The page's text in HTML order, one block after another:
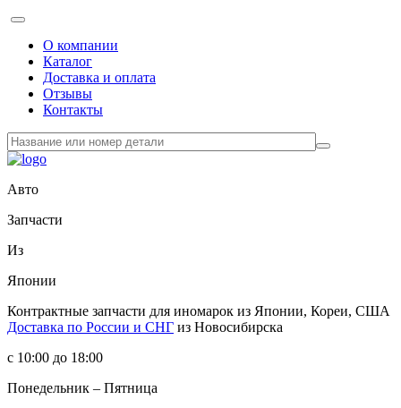
О компании
Каталог
Доставка и оплата
Отзывы
Контакты
Авто
Запчасти
Из
Японии
Контрактные запчасти для иномарок из Японии, Кореи, США
Доставка по России и СНГ из Новосибирска
с 10:00 до 18:00
Понедельник – Пятница